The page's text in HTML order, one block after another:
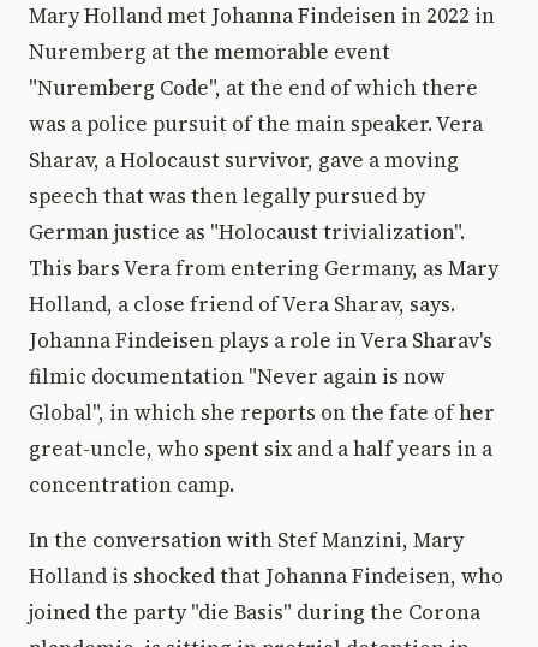
Mary Holland met Johanna Findeisen in 2022 in
Nuremberg at the memorable event
"Nuremberg Code", at the end of which there
was a police pursuit of the main speaker. Vera
Sharav, a Holocaust survivor, gave a moving
speech that was then legally pursued by
German justice as "Holocaust trivialization".
This bars Vera from entering Germany, as Mary
Holland, a close friend of Vera Sharav, says.
Johanna Findeisen plays a role in Vera Sharav's
filmic documentation "Never again is now
Global", in which she reports on the fate of her
great-uncle, who spent six and a half years in a
concentration camp.
In the conversation with Stef Manzini, Mary
Holland is shocked that Johanna Findeisen, who
joined the party "die Basis" during the Corona